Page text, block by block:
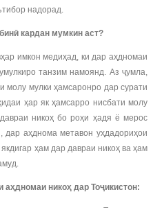
надорад.
кардан мумкин аст?
имкон медиҳад, ки дар аҳдномаи
танзим намоянд. Аз ҷумла,
молу мулки ҳамсаронро дар сурати
ҳар як ҳамсарро нисбати молу
никоҳ бо роҳи ҳадя ё мерос
аҳднома метавон уҳдадориҳои
ҳам дар давраи никоҳ ва ҳам
аҳдномаи никоҳ дар Тоҷикистон: